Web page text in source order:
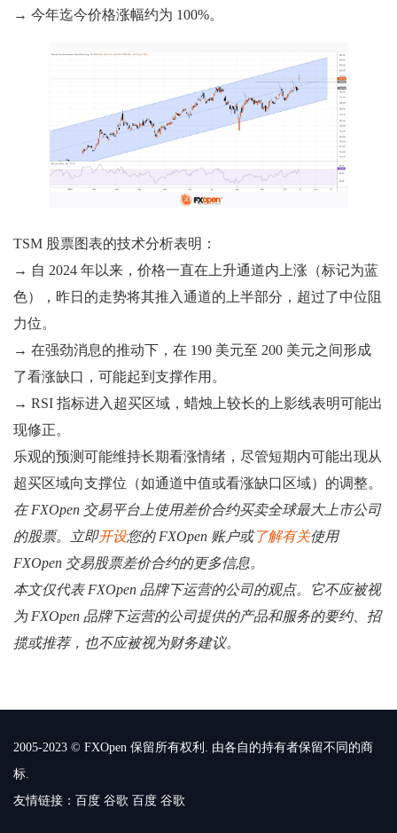
→ 今年迄今价格涨幅约为 100%。
TSM 股票图表的技术分析表明：
→ 自 2024 年以来，价格一直在上升通道内上涨（标记为蓝
色），昨日的走势将其推入通道的上半部分，超过了中位阻
力位。
→ 在强劲消息的推动下，在 190 美元至 200 美元之间形成
了看涨缺口，可能起到支撑作用。
→ RSI 指标进入超买区域，蜡烛上较长的上影线表明可能出
现修正。
乐观的预测可能维持长期看涨情绪，尽管短期内可能出现从
超买区域向支撑位（如通道中值或看涨缺口区域）的调整。
在 FXOpen 交易平台上使用差价合约买卖全球最大上市公司
的股票。立即开设您的 FXOpen 账户或了解有关使用
FXOpen 交易股票差价合约的更多信息。
本文仅代表 FXOpen 品牌下运营的公司的观点。它不应被视
为 FXOpen 品牌下运营的公司提供的产品和服务的要约、招
揽或推荐，也不应被视为财务建议。
2005-2023 © FXOpen 保留所有权利. 由各自的持有者保留不同的商
标.
友情链接： 百度 谷歌 百度 谷歌